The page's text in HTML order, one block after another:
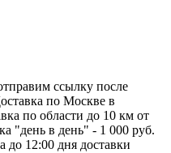
ссылку после
по Москве в
по области до 10 км от
"день в день" - 1 000 руб.
12:00 дня доставки